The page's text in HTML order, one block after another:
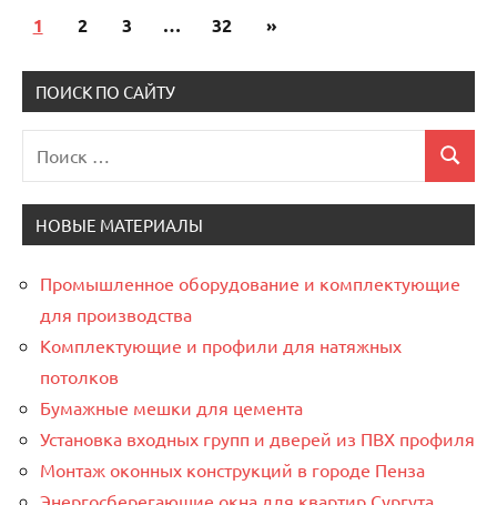
Пагинация
записей
1 2 3 … 32
Следующие
»
ПОИСК ПО САЙТУ
для:
Поиск
НОВЫЕ МАТЕРИАЛЫ
Промышленное оборудование и комплектующие
для производства
Комплектующие и профили для натяжных
потолков
Бумажные мешки для цемента
Установка входных групп и дверей из ПВХ профиля
Монтаж оконных конструкций в городе Пенза
Энергосберегающие окна для квартир Сургута